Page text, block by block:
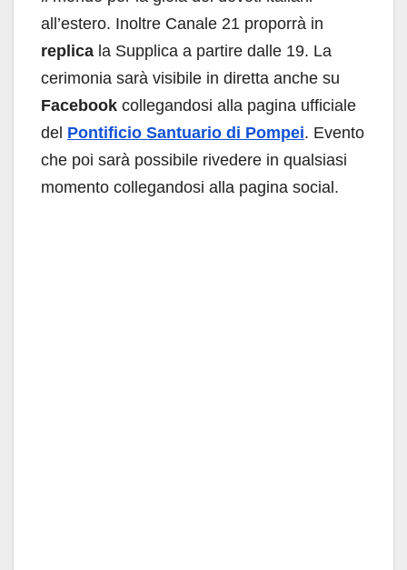
all’estero. Inoltre Canale 21 proporrà in
replica la Supplica a partire dalle 19. La
cerimonia sarà visibile in diretta anche su
Facebook collegandosi alla pagina ufficiale
del Pontificio Santuario di Pompei. Evento
che poi sarà possibile rivedere in qualsiasi
momento collegandosi alla pagina social.